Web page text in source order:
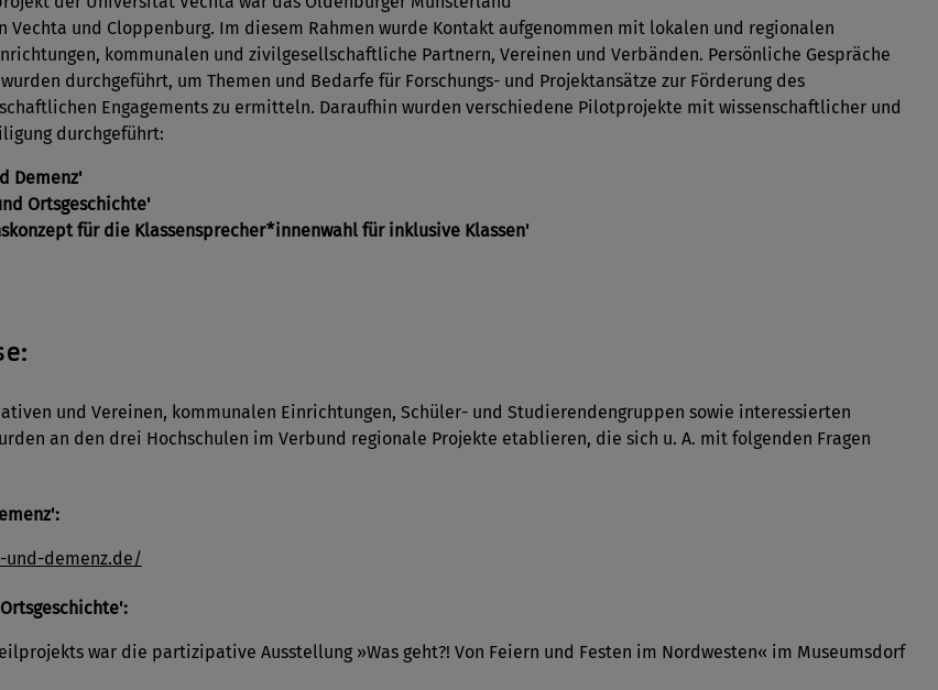
Vechta und Cloppenburg. Im diesem Rahmen wurde Kontakt aufgenommen mit lokalen und regionalen
kommunalen und zivilgesellschaftliche Partnern, Vereinen und Verbänden. Persönliche Gespräche
durchgeführt, um Themen und Bedarfe für Forschungs- und Projektansätze zur Förderung des
Engagements zu ermitteln. Daraufhin wurden verschiedene Pilotprojekte mit wissenschaftlicher und
durchgeführt:
Demenz'
Ortsgeschichte'
für die Klassensprecher*innenwahl für inklusive Klassen'
und Vereinen, kommunalen Einrichtungen, Schüler- und Studierendengruppen sowie interessierten
an den drei Hochschulen im Verbund regionale Projekte etablieren, die sich u. A. mit folgenden Fragen
demenz.de/
war die partizipative Ausstellung »Was geht?! Von Feiern und Festen im Nordwesten« im Museumsdorf